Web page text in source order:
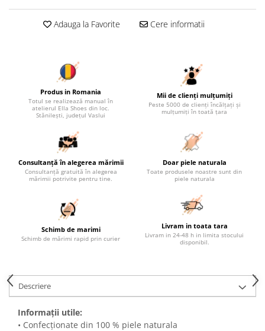
Adauga la Favorite Cere informatii
Produs in Romania
Totul se realizează manual în
atelierul Ella Shoes din loc.
Stănilești, județul Vaslui
Mii de clienți mulțumiți
Peste 5000 de clienți încălțați și
mulțumiți în toată țara
Consultanță în alegerea mărimii
Consultanță gratuită în alegerea
mărimii potrivite pentru tine.
Doar piele naturala
Toate produsele noastre sunt din
piele naturala
Schimb de marimi
Schimb de mărimi rapid prin curier
Livram in toata tara
Livram in 24-48 h in limita stocului
disponibil.
Descriere
Informații utile:
• Confecționate din 100 % piele naturala